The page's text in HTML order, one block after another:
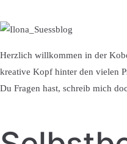
Herzlich willkommen in der
kreative Kopf hinter den vielen
Du Fragen hast, schreib mich